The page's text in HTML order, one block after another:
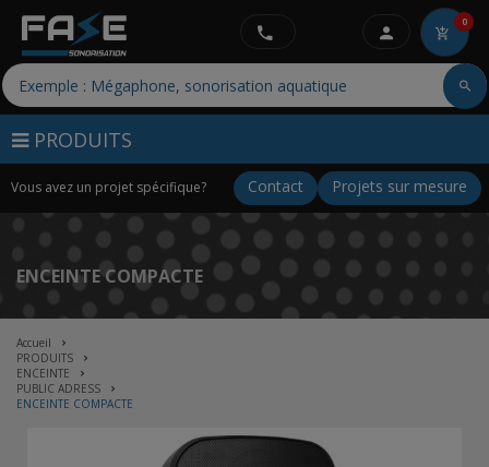
PRODUITS
Vous avez un projet spécifique? Projets sur mesure
Contact
0
ENCEINTE COMPACTE
Accueil
PRODUITS
ENCEINTE
PUBLIC ADRESS
ENCEINTE COMPACTE